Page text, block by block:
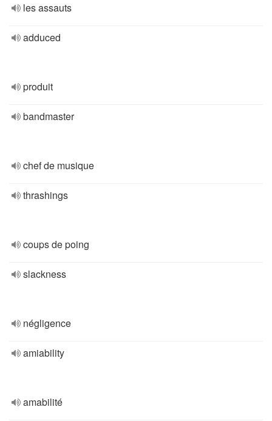
les assauts
adduced
produit
bandmaster
chef de musique
thrashings
coups de poing
slackness
négligence
amiability
amabilité